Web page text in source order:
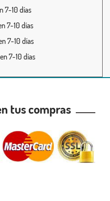
7-10 días
7-10 días
7-10 días
7-10 días
tus compras